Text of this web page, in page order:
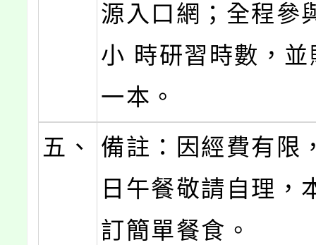
源入口網；全程參
小 時研習時數，
一本。
五、
備註：因經費有限
日午餐敬請自理，
訂簡單餐食。